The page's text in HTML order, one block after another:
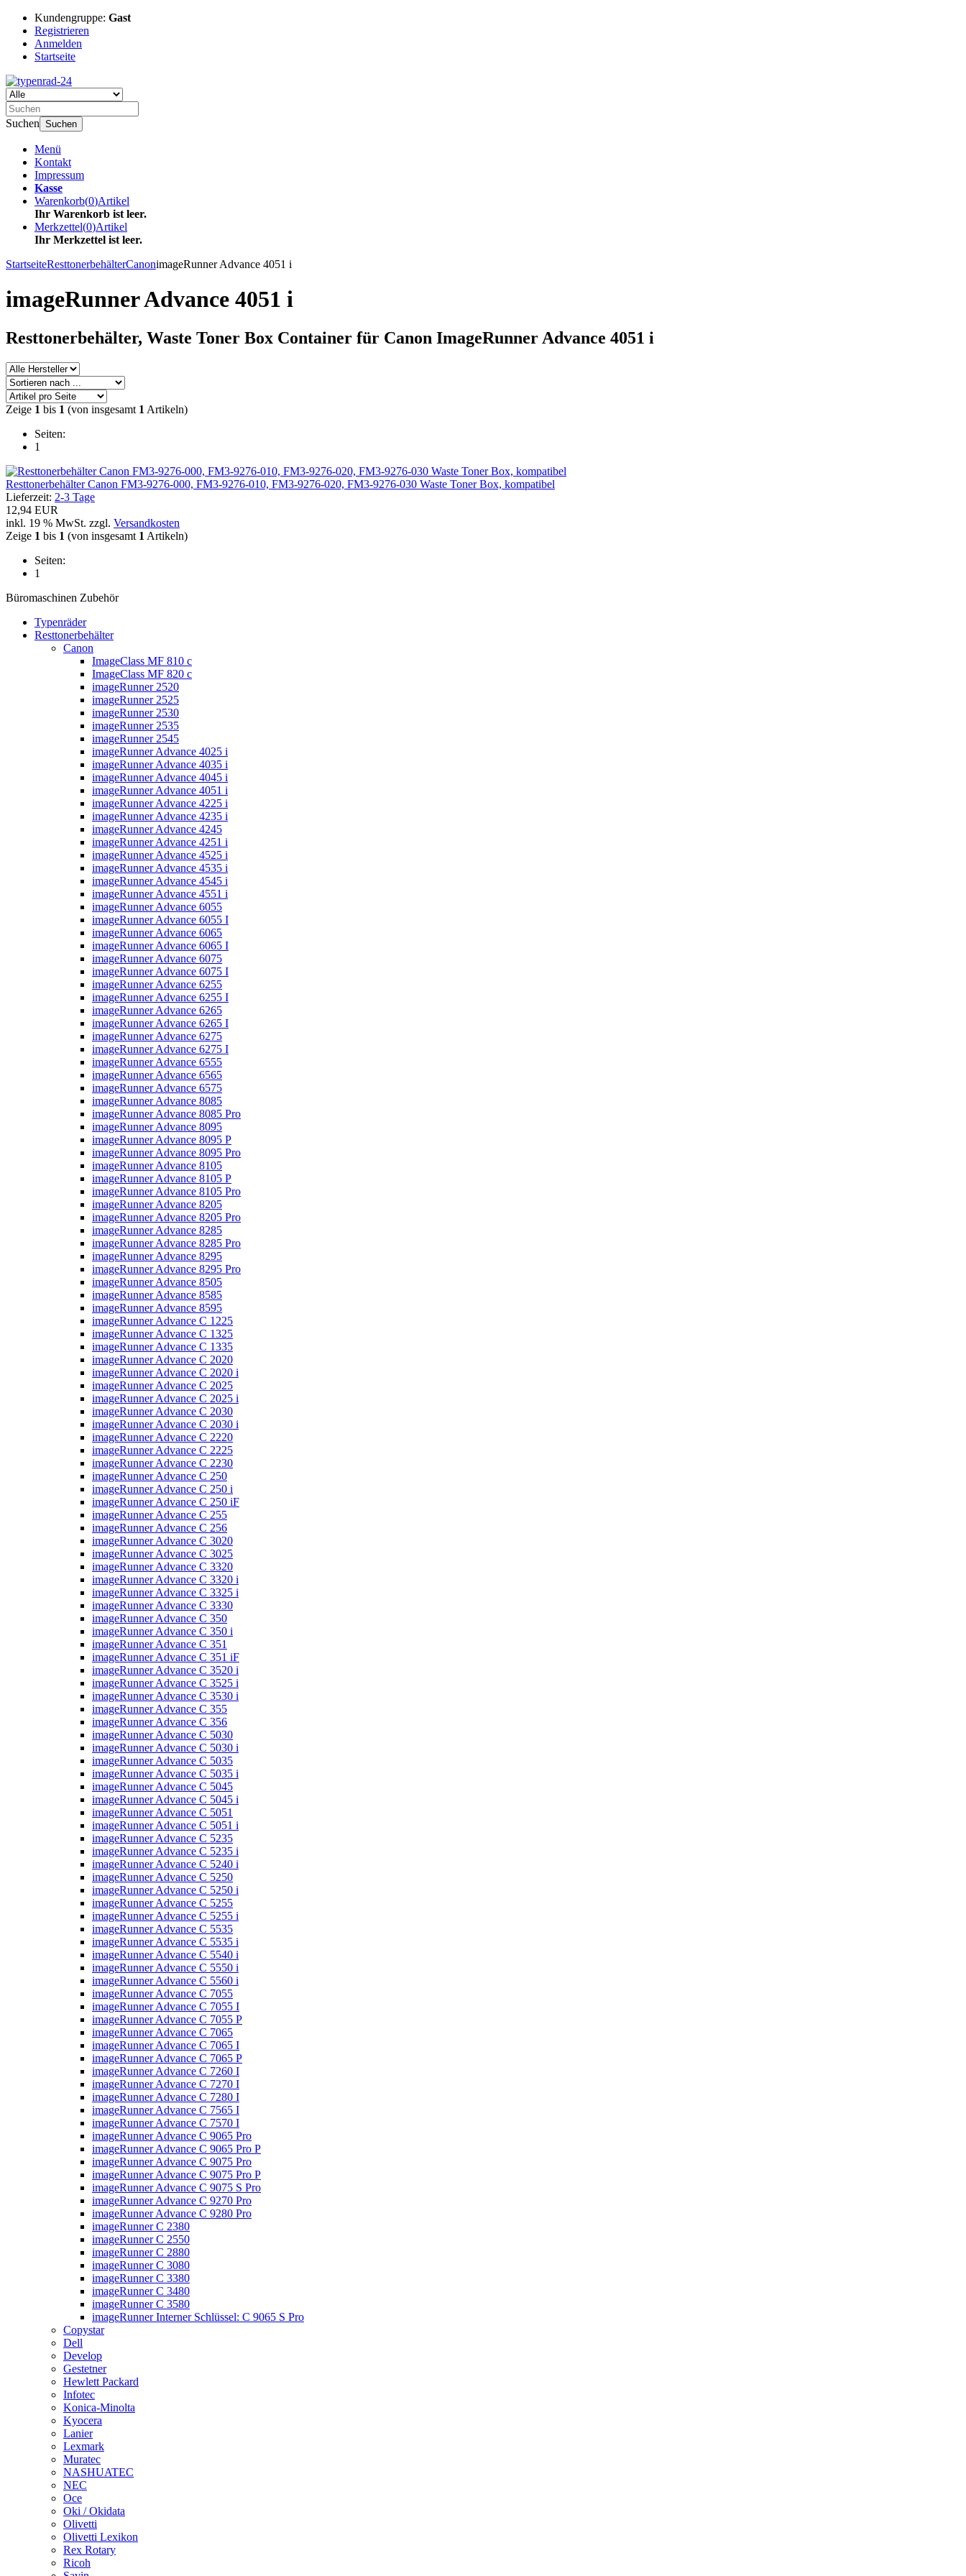
Kundengruppe: Gast
Registrieren
Anmelden
Startseite
Suchen Suchen
Menü
Kontakt
Impressum
Kasse
Warenkorb(0)Artikel
Ihr Warenkorb ist leer.
Merkzettel(0)Artikel
Ihr Merkzettel ist leer.
StartseiteResttonerbehälterCanonimageRunner Advance 4051 i
imageRunner Advance 4051 i
Resttonerbehälter, Waste Toner Box Container für Canon ImageRunner Advance 4051 i
Zeige 1 bis 1 (von insgesamt 1 Artikeln)
Seiten:
1
Resttonerbehälter Canon FM3-9276-000, FM3-9276-010, FM3-9276-020, FM3-9276-030 Waste Toner Box, kompatibel
Lieferzeit: 2-3 Tage
12,94 EUR
inkl. 19 % MwSt. zzgl. Versandkosten
Zeige 1 bis 1 (von insgesamt 1 Artikeln)
Seiten:
1
Büromaschinen Zubehör
Typenräder
Resttonerbehälter
Canon
ImageClass MF 810 c
ImageClass MF 820 c
imageRunner 2520
imageRunner 2525
imageRunner 2530
imageRunner 2535
imageRunner 2545
imageRunner Advance 4025 i
imageRunner Advance 4035 i
imageRunner Advance 4045 i
imageRunner Advance 4051 i
imageRunner Advance 4225 i
imageRunner Advance 4235 i
imageRunner Advance 4245
imageRunner Advance 4251 i
imageRunner Advance 4525 i
imageRunner Advance 4535 i
imageRunner Advance 4545 i
imageRunner Advance 4551 i
imageRunner Advance 6055
imageRunner Advance 6055 I
imageRunner Advance 6065
imageRunner Advance 6065 I
imageRunner Advance 6075
imageRunner Advance 6075 I
imageRunner Advance 6255
imageRunner Advance 6255 I
imageRunner Advance 6265
imageRunner Advance 6265 I
imageRunner Advance 6275
imageRunner Advance 6275 I
imageRunner Advance 6555
imageRunner Advance 6565
imageRunner Advance 6575
imageRunner Advance 8085
imageRunner Advance 8085 Pro
imageRunner Advance 8095
imageRunner Advance 8095 P
imageRunner Advance 8095 Pro
imageRunner Advance 8105
imageRunner Advance 8105 P
imageRunner Advance 8105 Pro
imageRunner Advance 8205
imageRunner Advance 8205 Pro
imageRunner Advance 8285
imageRunner Advance 8285 Pro
imageRunner Advance 8295
imageRunner Advance 8295 Pro
imageRunner Advance 8505
imageRunner Advance 8585
imageRunner Advance 8595
imageRunner Advance C 1225
imageRunner Advance C 1325
imageRunner Advance C 1335
imageRunner Advance C 2020
imageRunner Advance C 2020 i
imageRunner Advance C 2025
imageRunner Advance C 2025 i
imageRunner Advance C 2030
imageRunner Advance C 2030 i
imageRunner Advance C 2220
imageRunner Advance C 2225
imageRunner Advance C 2230
imageRunner Advance C 250
imageRunner Advance C 250 i
imageRunner Advance C 250 iF
imageRunner Advance C 255
imageRunner Advance C 256
imageRunner Advance C 3020
imageRunner Advance C 3025
imageRunner Advance C 3320
imageRunner Advance C 3320 i
imageRunner Advance C 3325 i
imageRunner Advance C 3330
imageRunner Advance C 350
imageRunner Advance C 350 i
imageRunner Advance C 351
imageRunner Advance C 351 iF
imageRunner Advance C 3520 i
imageRunner Advance C 3525 i
imageRunner Advance C 3530 i
imageRunner Advance C 355
imageRunner Advance C 356
imageRunner Advance C 5030
imageRunner Advance C 5030 i
imageRunner Advance C 5035
imageRunner Advance C 5035 i
imageRunner Advance C 5045
imageRunner Advance C 5045 i
imageRunner Advance C 5051
imageRunner Advance C 5051 i
imageRunner Advance C 5235
imageRunner Advance C 5235 i
imageRunner Advance C 5240 i
imageRunner Advance C 5250
imageRunner Advance C 5250 i
imageRunner Advance C 5255
imageRunner Advance C 5255 i
imageRunner Advance C 5535
imageRunner Advance C 5535 i
imageRunner Advance C 5540 i
imageRunner Advance C 5550 i
imageRunner Advance C 5560 i
imageRunner Advance C 7055
imageRunner Advance C 7055 I
imageRunner Advance C 7055 P
imageRunner Advance C 7065
imageRunner Advance C 7065 I
imageRunner Advance C 7065 P
imageRunner Advance C 7260 I
imageRunner Advance C 7270 I
imageRunner Advance C 7280 I
imageRunner Advance C 7565 I
imageRunner Advance C 7570 I
imageRunner Advance C 9065 Pro
imageRunner Advance C 9065 Pro P
imageRunner Advance C 9075 Pro
imageRunner Advance C 9075 Pro P
imageRunner Advance C 9075 S Pro
imageRunner Advance C 9270 Pro
imageRunner Advance C 9280 Pro
imageRunner C 2380
imageRunner C 2550
imageRunner C 2880
imageRunner C 3080
imageRunner C 3380
imageRunner C 3480
imageRunner C 3580
imageRunner Interner Schlüssel: C 9065 S Pro
Copystar
Dell
Develop
Gestetner
Hewlett Packard
Infotec
Konica-Minolta
Kyocera
Lanier
Lexmark
Muratec
NASHUATEC
NEC
Oce
Oki / Okidata
Olivetti
Olivetti Lexikon
Rex Rotary
Ricoh